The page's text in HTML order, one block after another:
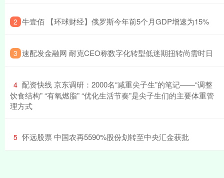
2 ​牛壹佰 【环球财经】俄罗斯今年前5个月GDP增速为15%
3 ​速配发金融网 耐克CEO称数字化转型低迷期扭转尚需时日
4 ​配资快线 京东调研：2000名“减重尖子生”的笔记——“调整
饮食结构” “有氧燃脂”​ “优化生活节奏”​是尖子生们的主要体重管
理方式
5 ​怀远股票 中国农再5590%股份划转至中央汇金获批